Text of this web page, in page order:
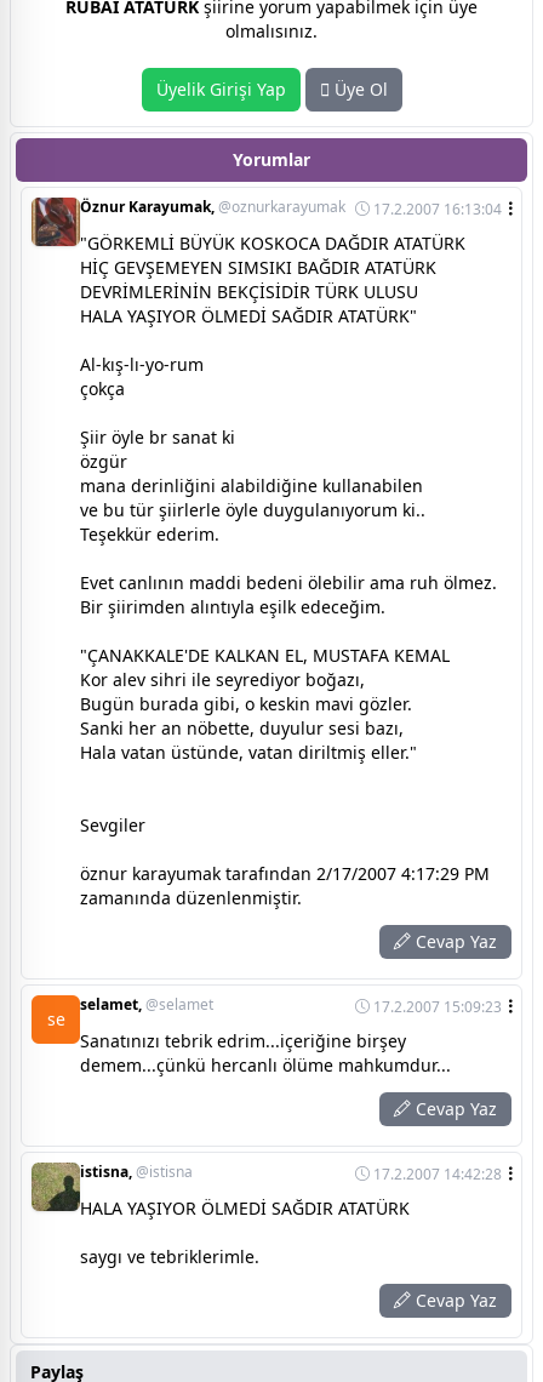
RUBAİ ATATÜRK şiirine yorum yapabilmek için üye
olmalısınız.
Üyelik Girişi Yap Üye Ol
Yorumlar
Öznur Karayumak,@oznurkarayumak 17.2.2007 16:13:04
"GÖRKEMLİ BÜYÜK KOSKOCA DAĞDIR ATATÜRK
HİÇ GEVŞEMEYEN SIMSIKI BAĞDIR ATATÜRK
DEVRİMLERİNİN BEKÇİSİDİR TÜRK ULUSU
HALA YAŞIYOR ÖLMEDİ SAĞDIR ATATÜRK"
Al-kış-lı-yo-rum
çokça
Şiir öyle br sanat ki
özgür
mana derinliğini alabildiğine kullanabilen
ve bu tür şiirlerle öyle duygulanıyorum ki..
Teşekkür ederim.
Evet canlının maddi bedeni ölebilir ama ruh ölmez.
Bir şiirimden alıntıyla eşilk edeceğim.
"ÇANAKKALE'DE KALKAN EL, MUSTAFA KEMAL
Kor alev sihri ile seyrediyor boğazı,
Bugün burada gibi, o keskin mavi gözler.
Sanki her an nöbette, duyulur sesi bazı,
Hala vatan üstünde, vatan diriltmiş eller."
Sevgiler
öznur karayumak tarafından 2/17/2007 4:17:29 PM
zamanında düzenlenmiştir.
Cevap Yaz
se
selamet,@selamet 17.2.2007 15:09:23
Sanatınızı tebrik edrim...içeriğine birşey
demem...çünkü hercanlı ölüme mahkumdur...
Cevap Yaz
istisna,@istisna 17.2.2007 14:42:28
HALA YAŞIYOR ÖLMEDİ SAĞDIR ATATÜRK
saygı ve tebriklerimle.
Cevap Yaz
Paylaş